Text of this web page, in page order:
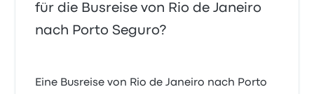
für die Busreise von Rio de Janeiro
nach Porto Seguro?
Eine Busreise von Rio de Janeiro nach Porto